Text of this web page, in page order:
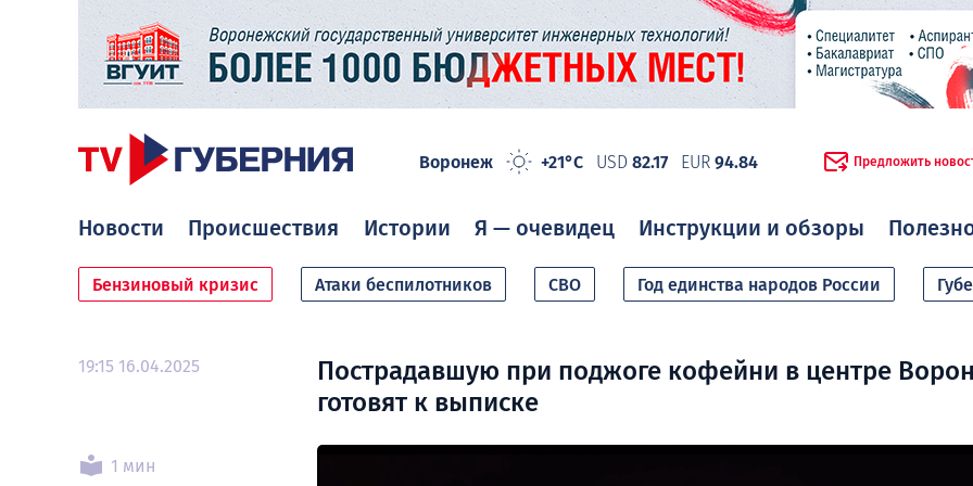
Воронеж +21°C USD 82.17 EUR 94.84 Предложить
Новости Происшествия Истории Я — очевидец Инструкции и обзоры
Бензиновый кризис Атаки беспилотников СВО Год единства народов России
19:15 16.04.2025
1 мин
Пострадавшую при поджоге кофейни в центре
готовят к выписке